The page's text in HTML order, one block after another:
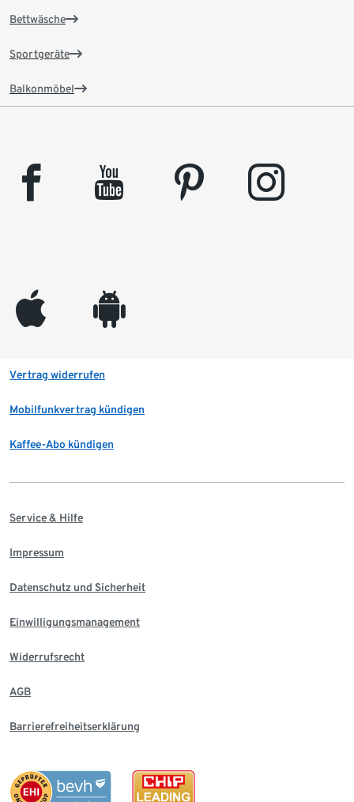
Bettwäsche
Sportgeräte
Balkonmöbel
facebook youtube pinterest instagram
appleinc android
Vertrag widerrufen
Mobilfunkvertrag kündigen
Kaffee-Abo kündigen
Service & Hilfe
Impressum
Datenschutz und Sicherheit
Einwilligungsmanagement
Widerrufsrecht
AGB
Barrierefreiheitserklärung